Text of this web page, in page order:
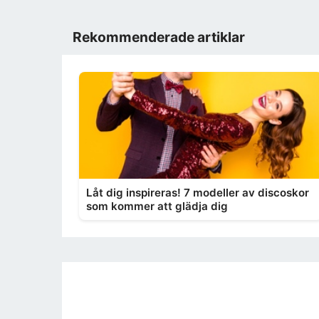
Rekommenderade artiklar
Låt dig inspireras! 7 modeller av discoskor
som kommer att glädja dig